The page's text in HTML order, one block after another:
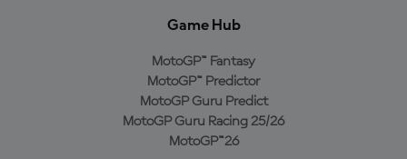
Game Hub
MotoGP™ Fantasy
MotoGP™ Predictor
MotoGP Guru Predict
MotoGP Guru Racing 25/26
MotoGP™26